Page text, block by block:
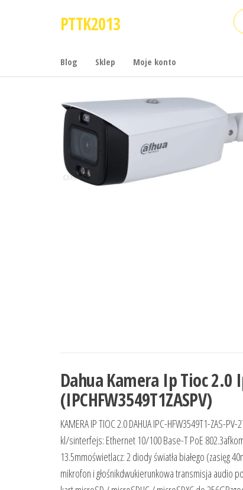
PTTK2013
Blog Sklep Moje konto
Dahua Kamera Ip Tioc 2.0
(IPCHFW3549T1ZASPV)
KAMERA IP TIOC 2.0 DAHUA IPC-HFW3549T1-ZAS-
kl/sinterfejs: Ethernet 10/100 Base-T PoE
13.5mmoświetlacz: 2 diody światła białego (zasięg
mikrofon i głośnikdwukierunkowa transmisja audio